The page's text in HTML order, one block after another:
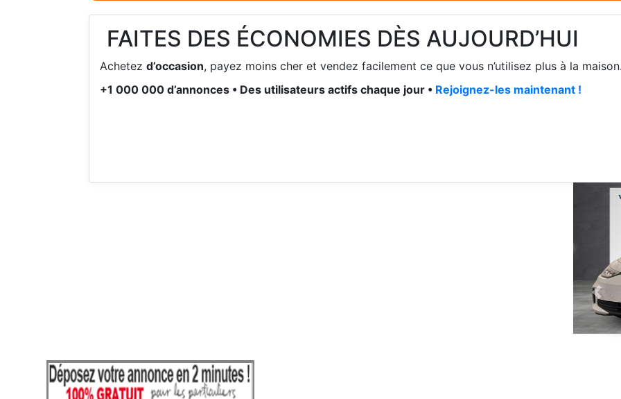
FAITES DES ÉCONOMIES DÈS AUJOURD’HUI
Achetez d’occasion, payez moins cher et vendez facilement ce que vous n’utilisez plus à la
+1 000 000 d’annonces • Des utilisateurs actifs chaque jour • Rejoignez-les maintenant !